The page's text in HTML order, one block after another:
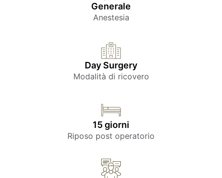
Generale
Anestesia
Day Surgery
Modalità di ricovero
15 giorni
Riposo post operatorio